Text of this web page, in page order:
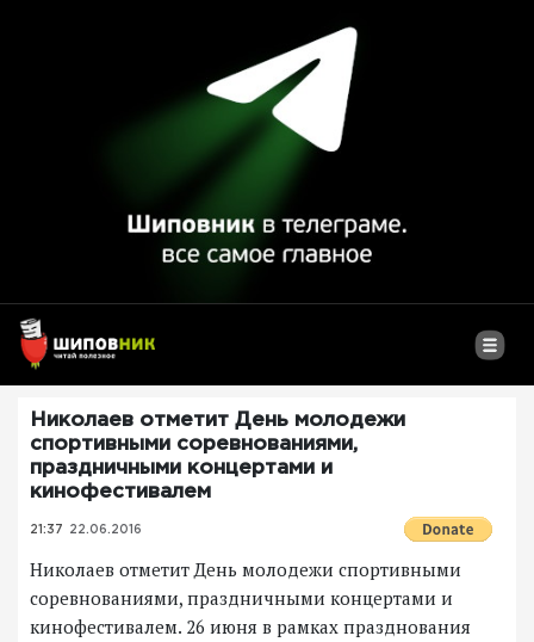
Николаев отметит День молодежи
спортивными соревнованиями,
праздничными концертами и
кинофестивалем
21:37 22.06.2016
Николаев отметит День молодежи спортивными
соревнованиями, праздничными концертами и
кинофестивалем. 26 июня в рамках празднования